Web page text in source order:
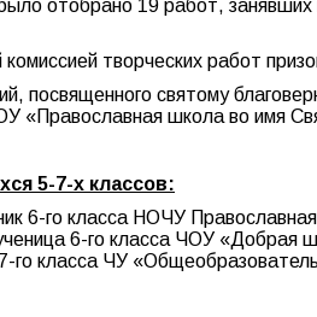
было отобрано 19 работ,
комиссией творческих работ
посвященного святому
«Православная школа во имя
5-7-х классов:
6-го класса НОЧУ
6-го класса ЧОУ «Добрая
го класса ЧУ